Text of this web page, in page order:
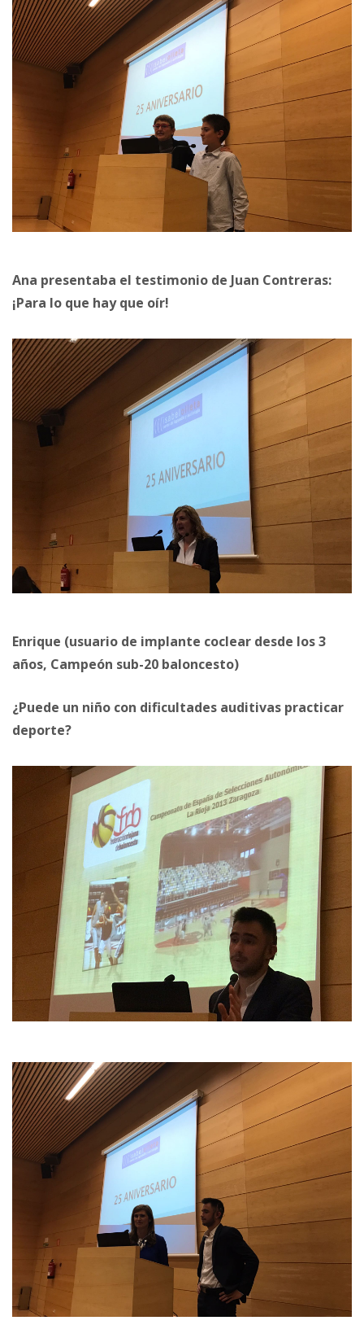
Ana presentaba el testimonio de Juan Contreras:
¡Para lo que hay que oír!
Enrique (usuario de implante coclear desde los 3
años, Campeón sub-20 baloncesto)
¿Puede un niño con dificultades auditivas practicar
deporte?